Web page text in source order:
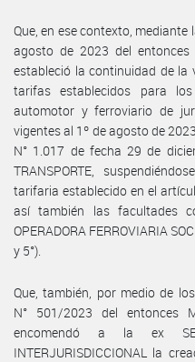
Que, en ese contexto, mediante
agosto de 2023 del entonces
estableció la continuidad de
tarifas establecidos para
automotor y ferroviario de
vigentes al 1º de agosto de
N° 1.017 de fecha 29 de
TRANSPORTE,
tarifaria establecido en el
así también las facultades
OPERADORA FERROVIARIA
y 5°).
Que, también, por medio de
N° 501/2023 del entonces
encomendó a la ex
INTERJURISDICCIONAL la